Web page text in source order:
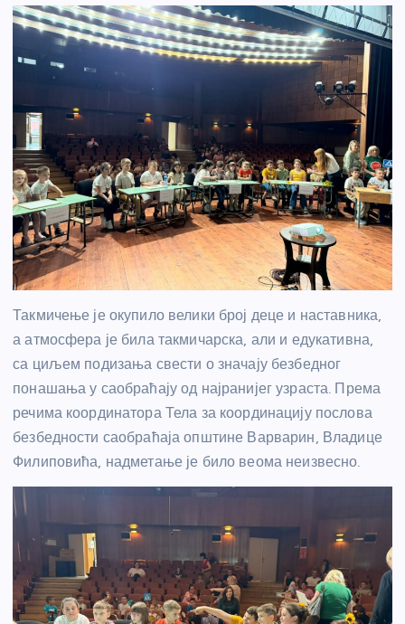
Такмичење је окупило велики број деце и наставника,
а атмосфера је била такмичарска, али и едукативна,
са циљем подизања свести о значају безбедног
понашања у саобраћају од најранијег узраста. Према
речима координатора Тела за координацију послова
безбедности саобраћаја општине Варварин, Владице
Филиповића, надметање је било веома неизвесно.